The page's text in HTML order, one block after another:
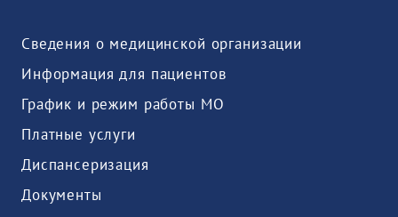
Сведения о медицинской организации
Информация для пациентов
График и режим работы МО
Платные услуги
Диспансеризация
Документы